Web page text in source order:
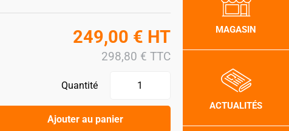
249,00 € HT
298,80 € TTC
Quantité
Ajouter au panier
MAGASIN
ACTUALITÉS